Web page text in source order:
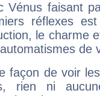
Vénus faisant
réflexes
le charme
de
façon de voir
rien ni